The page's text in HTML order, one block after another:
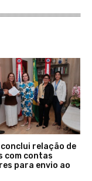
conclui relação de
com contas
para envio ao